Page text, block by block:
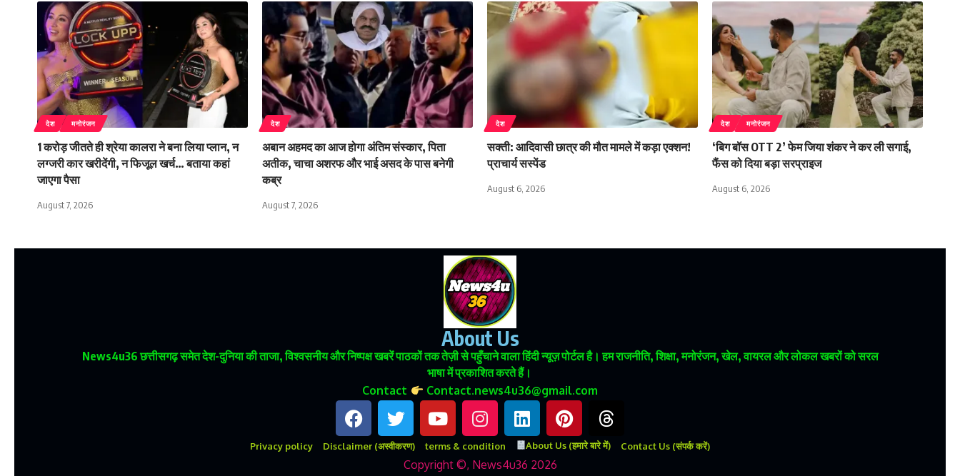
देश मनोरंजन
1 करोड़ जीतते ही श्रेया कालरा ने बना लिया प्लान, न
लग्जरी कार खरीदेंगी, न फिजूल खर्च… बताया कहां
जाएगा पैसा
August 7, 2026
देश
अबान अहमद का आज होगा अंतिम संस्कार, पिता
अतीक, चाचा अशरफ और भाई असद के पास बनेगी
कब्र
August 7, 2026
देश
सक्ती: आदिवासी छात्र की मौत मामले में कड़ा एक्शन!
प्राचार्य सस्पेंड
August 6, 2026
देश मनोरंजन
‘बिग बॉस OTT 2’ फेम जिया शंकर ने कर ली सगाई,
फैंस को दिया बड़ा सरप्राइज
August 6, 2026
About Us
News4u36छत्तीसगढ़ समेत देश-दुनिया की ताजा, विश्वसनीय और निष्पक्ष खबरें पाठकों तक तेज़ी से पहुँचाने वाला हिंदी न्यूज़ पोर्टल है। हम राजनीति, शिक्षा, मनोरंजन, खेल, वायरल और लोकल खबरों को सरल
भाषा में प्रकाशित करते हैं।
Contact
Contact.news4u36@gmail.com
Privacy policy Disclaimer (अस्वीकरण) terms & condition About Us (हमारे बारे में) Contact Us (संपर्क करें)
Copyright ©, News4u36 2026